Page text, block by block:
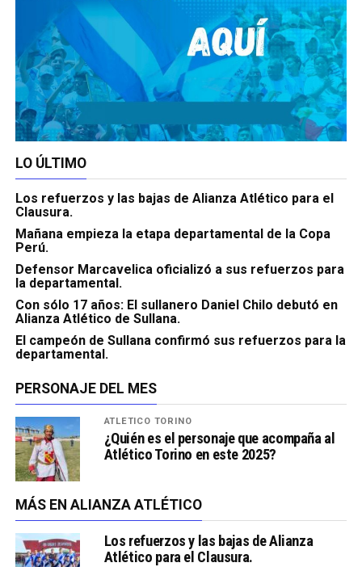
LO ÚLTIMO
Los refuerzos y las bajas de Alianza Atlético para el
Clausura.
Mañana empieza la etapa departamental de la Copa
Perú.
Defensor Marcavelica oficializó a sus refuerzos para
la departamental.
Con sólo 17 años: El sullanero Daniel Chilo debutó en
Alianza Atlético de Sullana.
El campeón de Sullana confirmó sus refuerzos para la
departamental.
PERSONAJE DEL MES
ATLÉTICO TORINO
¿Quién es el personaje que acompaña al
Atlético Torino en este 2025?
MÁS EN ALIANZA ATLÉTICO
Los refuerzos y las bajas de Alianza
Atlético para el Clausura.